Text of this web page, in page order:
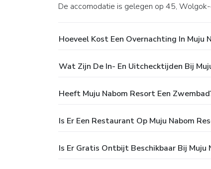
De accomodatie is gelegen op 45,
Hoeveel Kost Een Overnachting In Muju
Wat Zijn De In- En Uitchecktijden Bij
Heeft Muju Nabom Resort Een
Is Er Een Restaurant Op Muju Nabom
Is Er Gratis Ontbijt Beschikbaar Bij Muju